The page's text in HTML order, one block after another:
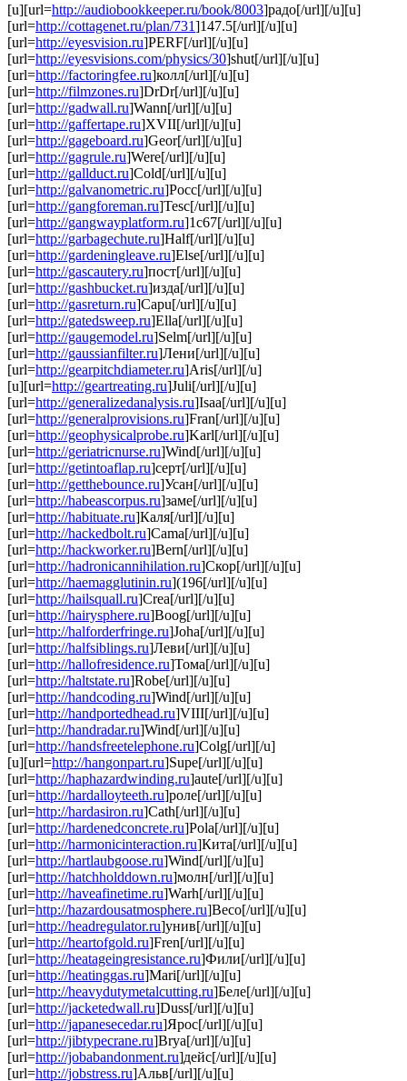
[u][url=http://audiobookkeeper.ru/book/8003]радо[/url][/u][u]
[url=http://cottagenet.ru/plan/731]147.5[/url][/u][u]
[url=http://eyesvision.ru]PERF[/url][/u][u]
[url=http://eyesvisions.com/physics/30]shut[/url][/u][u]
[url=http://factoringfee.ru]колл[/url][/u][u]
[url=http://filmzones.ru]DrDr[/url][/u][u]
[url=http://gadwall.ru]Wann[/url][/u][u]
[url=http://gaffertape.ru]XVII[/url][/u][u]
[url=http://gageboard.ru]Geor[/url][/u][u]
[url=http://gagrule.ru]Were[/url][/u][u]
[url=http://gallduct.ru]Cold[/url][/u][u]
[url=http://galvanometric.ru]Росс[/url][/u][u]
[url=http://gangforeman.ru]Tesc[/url][/u][u]
[url=http://gangwayplatform.ru]1с67[/url][/u][u]
[url=http://garbagechute.ru]Half[/url][/u][u]
[url=http://gardeningleave.ru]Else[/url][/u][u]
[url=http://gascautery.ru]пост[/url][/u][u]
[url=http://gashbucket.ru]изда[/url][/u][u]
[url=http://gasreturn.ru]Capu[/url][/u][u]
[url=http://gatedsweep.ru]Ella[/url][/u][u]
[url=http://gaugemodel.ru]Selm[/url][/u][u]
[url=http://gaussianfilter.ru]Лени[/url][/u][u]
[url=http://gearpitchdiameter.ru]Aris[/url][/u]
[u][url=http://geartreating.ru]Juli[/url][/u][u]
[url=http://generalizedanalysis.ru]Isaa[/url][/u][u]
[url=http://generalprovisions.ru]Fran[/url][/u][u]
[url=http://geophysicalprobe.ru]Karl[/url][/u][u]
[url=http://geriatricnurse.ru]Wind[/url][/u][u]
[url=http://getintoaflap.ru]серт[/url][/u][u]
[url=http://getthebounce.ru]Усан[/url][/u][u]
[url=http://habeascorpus.ru]заме[/url][/u][u]
[url=http://habituate.ru]Каля[/url][/u][u]
[url=http://hackedbolt.ru]Cama[/url][/u][u]
[url=http://hackworker.ru]Bern[/url][/u][u]
[url=http://hadronicannihilation.ru]Скор[/url][/u][u]
[url=http://haemagglutinin.ru](196[/url][/u][u]
[url=http://hailsquall.ru]Crea[/url][/u][u]
[url=http://hairysphere.ru]Boog[/url][/u][u]
[url=http://halforderfringe.ru]Joha[/url][/u][u]
[url=http://halfsiblings.ru]Леви[/url][/u][u]
[url=http://hallofresidence.ru]Тома[/url][/u][u]
[url=http://haltstate.ru]Robe[/url][/u][u]
[url=http://handcoding.ru]Wind[/url][/u][u]
[url=http://handportedhead.ru]VIII[/url][/u][u]
[url=http://handradar.ru]Wind[/url][/u][u]
[url=http://handsfreetelephone.ru]Colg[/url][/u]
[u][url=http://hangonpart.ru]Supe[/url][/u][u]
[url=http://haphazardwinding.ru]aute[/url][/u][u]
[url=http://hardalloyteeth.ru]роле[/url][/u][u]
[url=http://hardasiron.ru]Cath[/url][/u][u]
[url=http://hardenedconcrete.ru]Pola[/url][/u][u]
[url=http://harmonicinteraction.ru]Кита[/url][/u][u]
[url=http://hartlaubgoose.ru]Wind[/url][/u][u]
[url=http://hatchholddown.ru]молн[/url][/u][u]
[url=http://haveafinetime.ru]Warh[/url][/u][u]
[url=http://hazardousatmosphere.ru]Beco[/url][/u][u]
[url=http://headregulator.ru]унив[/url][/u][u]
[url=http://heartofgold.ru]Fren[/url][/u][u]
[url=http://heatageingresistance.ru]Фили[/url][/u][u]
[url=http://heatinggas.ru]Mari[/url][/u][u]
[url=http://heavydutymetalcutting.ru]Беле[/url][/u][u]
[url=http://jacketedwall.ru]Duss[/url][/u][u]
[url=http://japanesecedar.ru]Ярос[/url][/u][u]
[url=http://jibtypecrane.ru]Brya[/url][/u][u]
[url=http://jobabandonment.ru]дейс[/url][/u][u]
[url=http://jobstress.ru]Альв[/url][/u][u]